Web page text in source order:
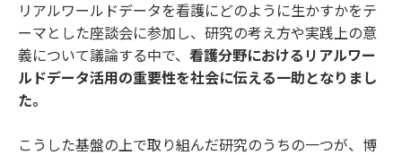
リアルワールドデータを看護にどのように生かすかをテ
ーマとした座談会に参加し、研究の考え方や実践上の意
義について議論する中で、 看護分野におけるリアルワー
ルドデータ活用の重要性を社会に伝える一助となりまし
た。
こうした基盤の上で取り組んだ研究のうちの一つが、博